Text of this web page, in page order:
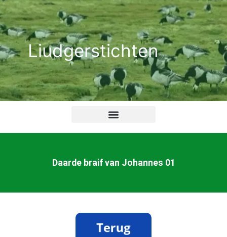
Ga
naar
de
inhoudLiudgerstichten
Daarde braif van Johannes 01